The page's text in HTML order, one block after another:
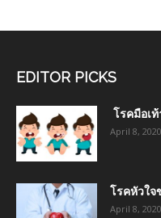
EDITOR PICKS
โรคมือเ
April 8, 2020
โรคหัวใจ
April 8, 2020